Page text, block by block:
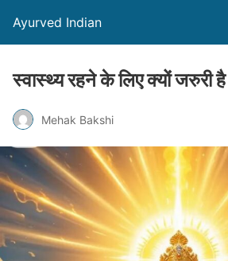
Ayurved Indian
स्वास्थ्य रहने के लिए क्यों जरुरी
Mehak Bakshi